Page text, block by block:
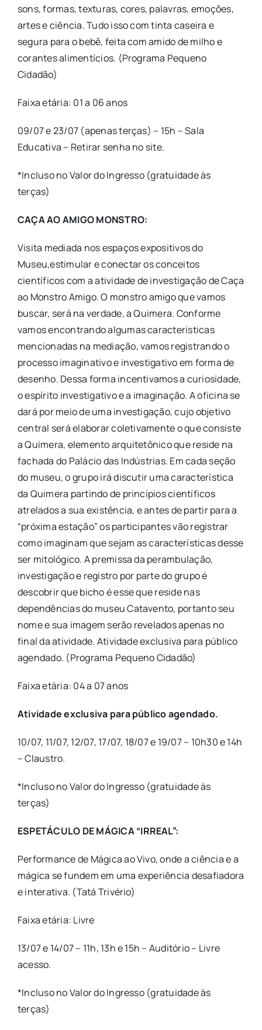
sons, formas, texturas, cores, palavras, emoções,
artes e ciência. Tudo isso com tinta caseira e
segura para o bebê, feita com amido de milho e
corantes alimentícios. (Programa Pequeno
Cidadão)
Faixa etária: 01 a 06 anos
09/07 e 23/07 (apenas terças) – 15h – Sala
Educativa – Retirar senha no site.
*Incluso no Valor do Ingresso (gratuidade às
terças)
CAÇA AO AMIGO MONSTRO:
Visita mediada nos espaços expositivos do
Museu,estimular e conectar os conceitos
científicos com a atividade de investigação de Caça
ao Monstro Amigo. O monstro amigo que vamos
buscar, será na verdade, a Quimera. Conforme
vamos encontrando algumas características
mencionadas na mediação, vamos registrando o
processo imaginativo e investigativo em forma de
desenho. Dessa forma incentivamos a curiosidade,
o espírito investigativo e a imaginação. A oficina se
dará por meio de uma investigação, cujo objetivo
central será elaborar coletivamente o que consiste
a Quimera, elemento arquitetônico que reside na
fachada do Palácio das Indústrias. Em cada seção
do museu, o grupo irá discutir uma característica
da Quimera partindo de princípios científicos
atrelados a sua existência, e antes de partir para a
“próxima estação” os participantes vão registrar
como imaginam que sejam as características desse
ser mitológico. A premissa da perambulação,
investigação e registro por parte do grupo é
descobrir que bicho é esse que reside nas
dependências do museu Catavento, portanto seu
nome e sua imagem serão revelados apenas no
final da atividade. Atividade exclusiva para público
agendado. (Programa Pequeno Cidadão)
Faixa etária: 04 a 07 anos
Atividade exclusiva para público agendado.
10/07, 11/07, 12/07, 17/07, 18/07 e 19/07 – 10h30 e 14h
– Claustro.
*Incluso no Valor do Ingresso (gratuidade às
terças)
ESPETÁCULO DE MÁGICA “IRREAL”:
Performance de Mágica ao Vivo, onde a ciência e a
mágica se fundem em uma experiência desafiadora
e interativa. (Tatá Trivério)
Faixa etária: Livre
13/07 e 14/07 – 11h, 13h e 15h – Auditório – Livre
acesso.
*Incluso no Valor do Ingresso (gratuidade às
terças)